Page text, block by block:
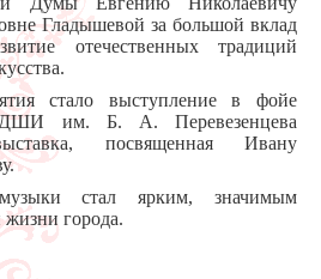
Гладышевой за большой вклад
отечественных традиций
стало выступление в фойе
ДШИ им. Б. А. Перевезенцева
посвященная Ивану
стал ярким, значимым
жизни города.